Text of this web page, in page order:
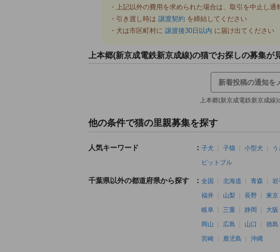
・上記以外の費用を求められた場合は、取引を中止し通
・引き渡し時は 譲渡契約 を締結してください
・犬は市区町村に 譲渡後30日以内 に届け出てください
上本郷(新京成電鉄新京成線)の猫でお探しの募集が
新着投稿の通知を
上本郷(新京成電鉄新京成
他の条件で猫の里親募集を探す
人気キーワード ： 子犬 子猫 小型犬
ピットブル
千葉県以外の都道府県から探す ： 全国 北海道 青森 岩
福井
山梨 長野 東京
岐阜
三重 静岡 大阪
岡山
広島 山口 徳島
宮崎
鹿児島 沖縄